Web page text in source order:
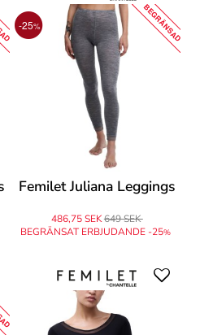
-25% BEGRÄNSAD
Femilet Juliana Leggings
486,75 SEK649 SEK
BEGRÄNSAT ERBJUDANDE -25%